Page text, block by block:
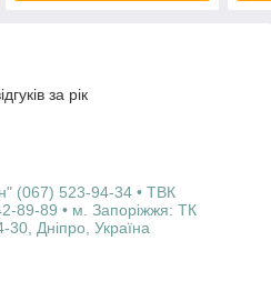
за рік
(067) 523-94-34 • ТВК
89-89 • м. Запоріжжя: ТК
Дніпро, Україна